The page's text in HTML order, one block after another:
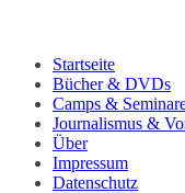
Startseite
Bücher & DVDs
Camps &
Journalismus &
Über
Impressum
Datenschutz